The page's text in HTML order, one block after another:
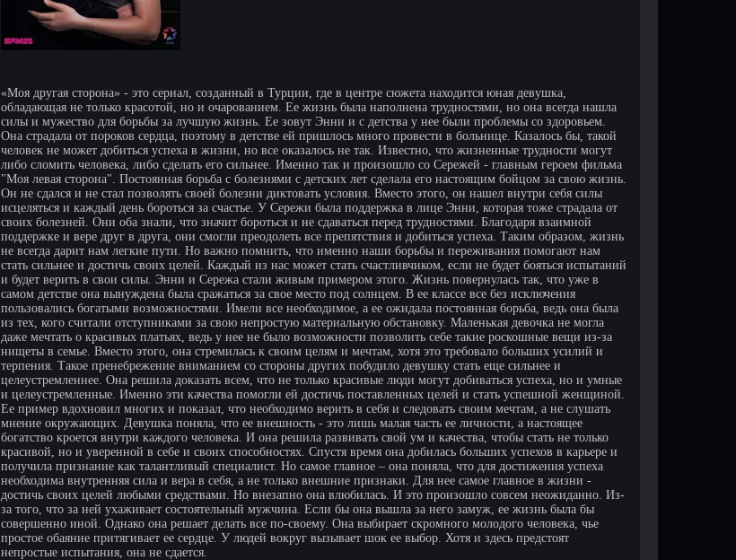
«Моя другая сторона» - это сериал, созданный в Турции, где в центре сюжета находится юная девушка,
обладающая не только красотой, но и очарованием. Ее жизнь была наполнена трудностями, но она всегда нашла
силы и мужество для борьбы за лучшую жизнь. Ее зовут Энни и с детства у нее были проблемы со здоровьем.
Она страдала от пороков сердца, поэтому в детстве ей пришлось много провести в больнице. Казалось бы, такой
человек не может добиться успеха в жизни, но все оказалось не так. Известно, что жизненные трудности могут
либо сломить человека, либо сделать его сильнее. Именно так и произошло со Сережей - главным героем фильма
"Моя левая сторона". Постоянная борьба с болезнями с детских лет сделала его настоящим бойцом за свою жизнь.
Он не сдался и не стал позволять своей болезни диктовать условия. Вместо этого, он нашел внутри себя силы
исцеляться и каждый день бороться за счастье. У Сережи была поддержка в лице Энни, которая тоже страдала от
своих болезней. Они оба знали, что значит бороться и не сдаваться перед трудностями. Благодаря взаимной
поддержке и вере друг в друга, они смогли преодолеть все препятствия и добиться успеха. Таким образом, жизнь
не всегда дарит нам легкие пути. Но важно помнить, что именно наши борьбы и переживания помогают нам
стать сильнее и достичь своих целей. Каждый из нас может стать счастливчиком, если не будет бояться испытаний
и будет верить в свои силы. Энни и Сережа стали живым примером этого. Жизнь повернулась так, что уже в
самом детстве она вынуждена была сражаться за свое место под солнцем. В ее классе все без исключения
пользовались богатыми возможностями. Имели все необходимое, а ее ожидала постоянная борьба, ведь она была
из тех, кого считали отступниками за свою непростую материальную обстановку. Маленькая девочка не могла
даже мечтать о красивых платьях, ведь у нее не было возможности позволить себе такие роскошные вещи из-за
нищеты в семье. Вместо этого, она стремилась к своим целям и мечтам, хотя это требовало больших усилий и
терпения. Такое пренебрежение вниманием со стороны других побудило девушку стать еще сильнее и
целеустремленнее. Она решила доказать всем, что не только красивые люди могут добиваться успеха, но и умные
и целеустремленные. Именно эти качества помогли ей достичь поставленных целей и стать успешной женщиной.
Ее пример вдохновил многих и показал, что необходимо верить в себя и следовать своим мечтам, а не слушать
мнение окружающих. Девушка поняла, что ее внешность - это лишь малая часть ее личности, а настоящее
богатство кроется внутри каждого человека. И она решила развивать свой ум и качества, чтобы стать не только
красивой, но и уверенной в себе и своих способностях. Спустя время она добилась больших успехов в карьере и
получила признание как талантливый специалист. Но самое главное – она поняла, что для достижения успеха
необходима внутренняя сила и вера в себя, а не только внешние признаки. Для нее самое главное в жизни -
достичь своих целей любыми средствами. Но внезапно она влюбилась. И это произошло совсем неожиданно. Из-
за того, что за ней ухаживает состоятельный мужчина. Если бы она вышла за него замуж, ее жизнь была бы
совершенно иной. Однако она решает делать все по-своему. Она выбирает скромного молодого человека, чье
простое обаяние притягивает ее сердце. У людей вокруг вызывает шок ее выбор. Хотя и здесь предстоят
непростые испытания, она не сдается.